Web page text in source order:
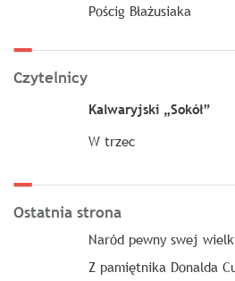
Pościg Błażusiaka
Czytelnicy
Kalwaryjski „Sokół”
W trzec
Ostatnia strona
Naród pewny swej
Z pamiętnika Donalda